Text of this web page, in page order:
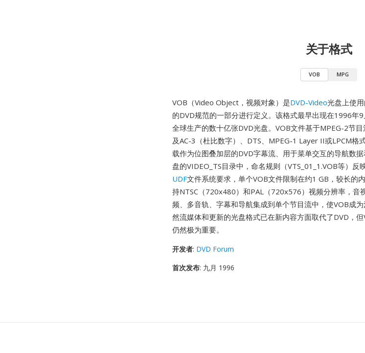
关于格式
VOB MPG
VOB（Video Object，视频对象）是DVD-Video光盘上使
的DVD规范的一部分进行定义。该格式最早出现在1996年
全球生产的数十亿张DVD光盘。VOB文件基于MPEG-2节
及AC-3（杜比数字）、DTS、MPEG-1 Layer II或LPCM格
载作为位图叠加层的DVD字幕流、用于菜单交互的导航数
盘的VIDEO_TS目录中，命名规则（VTS_01_1.VOB等）反
UDF文件系统要求，单个VOB文件限制在约1 GB，较长的
持NTSC（720x480）和PAL（720x576）视频分辨率，音
频、多音轨、字幕和导航集成到单个节目流中，使VOB成
然流媒体和更新的光盘格式已在新内容方面取代了DVD，
仍然极为重要。
开发者: DVD Forum
首次发布: 九月 1996